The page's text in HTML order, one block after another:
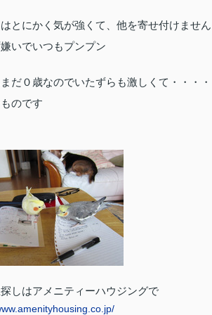
とにかく気が強くて、他を寄せ付けませ
いでいつもプンプン
だ０歳なのでいたずらも激しくて・・・・
のです
しはアメニティーハウジングで